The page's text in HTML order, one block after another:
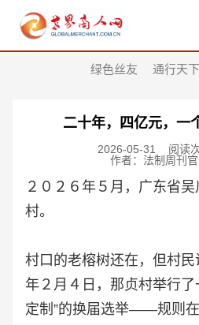
绿色丝友 通行天下
二十年，四亿元，一
2026-05-31
阅读
作者：法制周刊
２０２６年５月，广东省
村。
村口的老榕树还在，但村
年２月４日，那贞村举行了
定制”的换届选举——规则